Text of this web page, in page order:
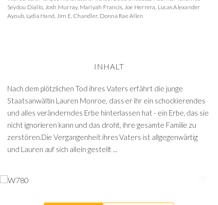
Seydou Diallo, Josh Murray, Mariyah Francis, Joe Herrera, Lucas Alexander
Ayoub, Lydia Hand, Jim E. Chandler, Donna Rae Allen
INHALT
Nach dem plötzlichen Tod ihres Vaters erfährt die junge
Staatsanwältin Lauren Monroe, dass er ihr ein schockierendes
und alles veränderndes Erbe hinterlassen hat - ein Erbe, das sie
nicht ignorieren kann und das droht, ihre gesamte Familie zu
zerstören.Die Vergangenheit ihres Vaters ist allgegenwärtig
und Lauren auf sich allein gestellt ...